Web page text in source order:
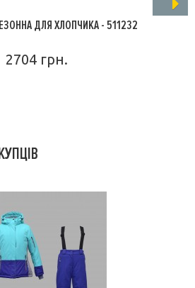
ДЛЯ ХЛОПЧИКА - 511232
2704 грн.